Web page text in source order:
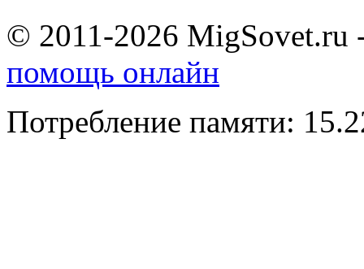
© 2011-2026 MigSovet.ru
помощь онлайн
Потребление памяти: